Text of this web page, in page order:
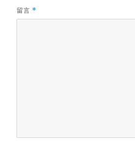
留言 *